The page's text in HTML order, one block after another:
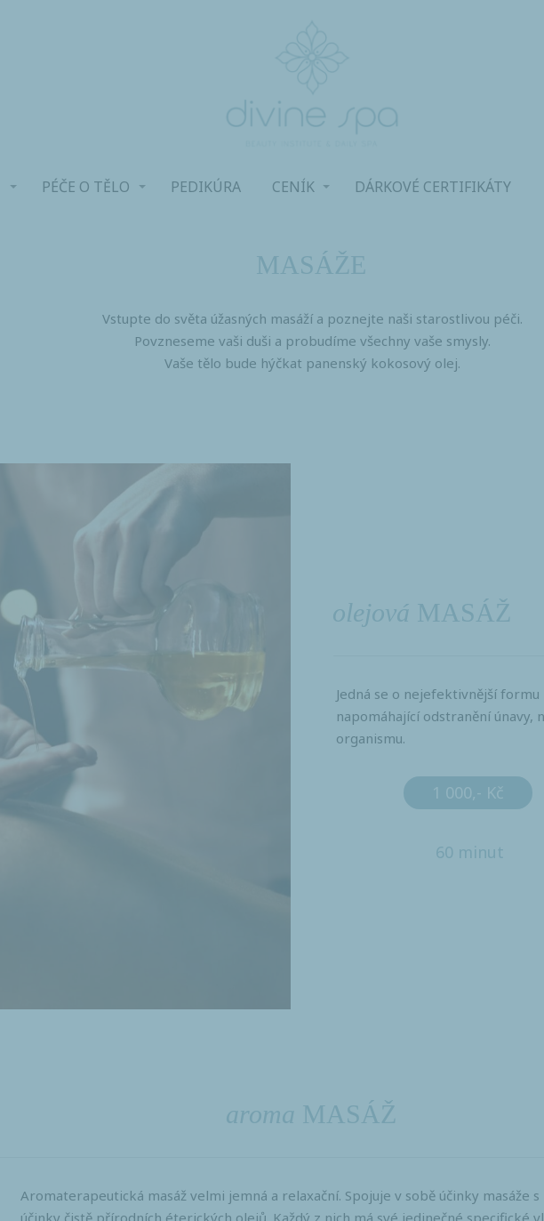
PÉČE O TĚLO PEDIKÚRA CENÍK DÁRKOVÉ CERTIFIKÁTY
MASÁŽE
Vstupte do světa úžasných masáží a poznejte naši starostlivou péči.
Povzneseme vaši duši a probudíme všechny vaše smysly.
Vaše tělo bude hýčkat panenský kokosový olej.
olejová MASÁŽ
Jedná se o nejefektivnější
napomáhající odstranění únavy,
organismu.
1 000,- Kč
60 minut
aroma MASÁŽ
Aromaterapeutická masáž velmi jemná a relaxační. Spojuje v sobě účinky masáže